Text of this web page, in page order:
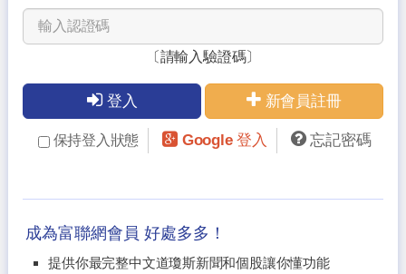
〔請輸入驗證碼〕
登入 新會員註冊
保持登入狀態 Google 登入 忘記密碼
成為富聯網會員 好處多多！
提供你最完整中文道瓊斯新聞和個股讓你懂功能